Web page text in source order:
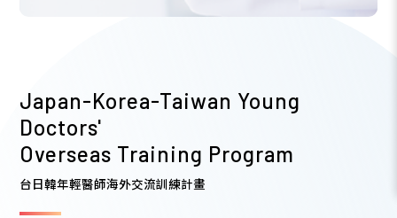
更年期專業人員線上教育訓練
2026/08
21
Japan-Korea-Taiwan Young
Doctors'
Overseas Training Program
台日韓年輕醫師海外交流訓練計畫